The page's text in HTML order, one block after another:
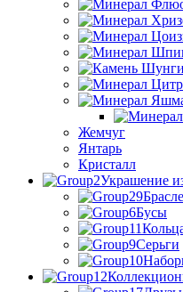
Жемчуг
Янтарь
Кристалл
Украшение
Бусы
Серьги